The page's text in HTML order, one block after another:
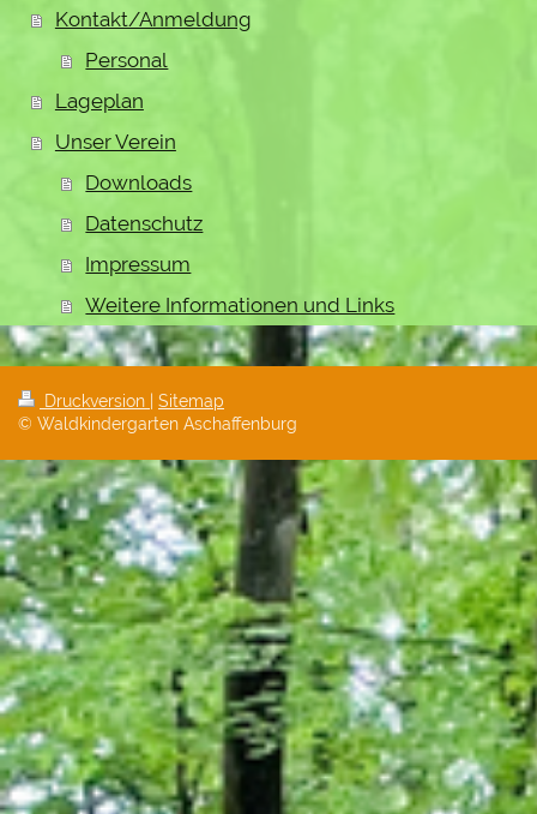
Kontakt/Anmeldung
Personal
Lageplan
Unser Verein
Downloads
Datenschutz
Impressum
Weitere Informationen und Links
Druckversion
Sitemap
© Waldkindergarten Aschaffenburg